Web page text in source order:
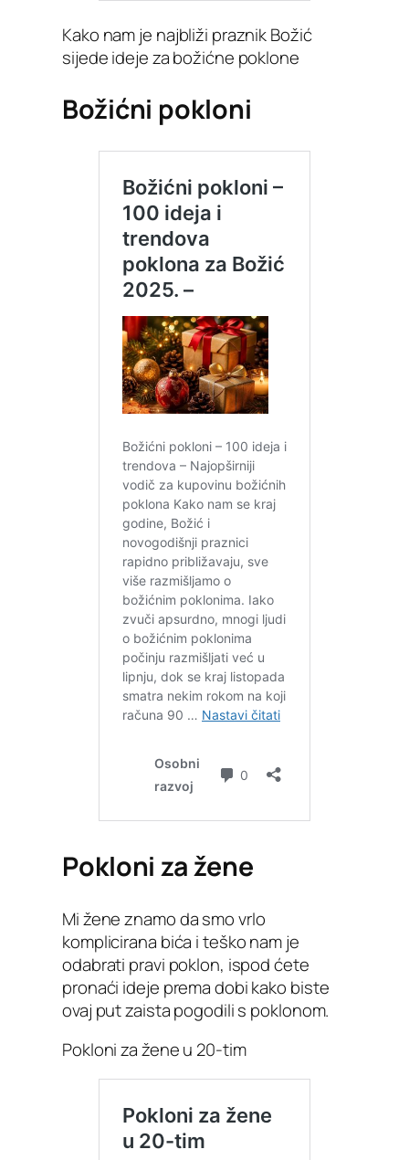
Kako nam je najbliži praznik Božić
sijede ideje za božićne poklone
Božićni pokloni
Pokloni za žene
Mi žene znamo da smo vrlo
komplicirana bića i teško nam je
odabrati pravi poklon, ispod ćete
pronaći ideje prema dobi kako biste
ovaj put zaista pogodili s poklonom.
Pokloni za žene u 20-tim